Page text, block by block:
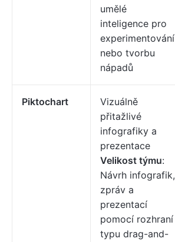
umělé
inteligence pro
experimentování
nebo tvorbu
nápadů
Piktochart
Vizuálně
přitažlivé
infografiky a
prezentace
Velikost týmu:
Návrh infografik,
zpráv a
prezentací
pomocí rozhraní
typu drag-and-